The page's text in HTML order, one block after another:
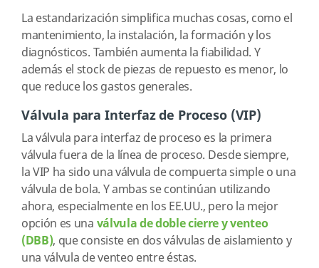
La estandarización simplifica muchas cosas, como el
mantenimiento, la instalación, la formación y los
diagnósticos. También aumenta la fiabilidad. Y
además el stock de piezas de repuesto es menor, lo
que reduce los gastos generales.
Válvula para Interfaz de Proceso (VIP)
La válvula para interfaz de proceso es la primera
válvula fuera de la línea de proceso. Desde siempre,
la VIP ha sido una válvula de compuerta simple o una
válvula de bola. Y ambas se continúan utilizando
ahora, especialmente en los EE.UU., pero la mejor
opción es una válvula de doble cierre y venteo
(DBB), que consiste en dos válvulas de aislamiento y
una válvula de venteo entre éstas.